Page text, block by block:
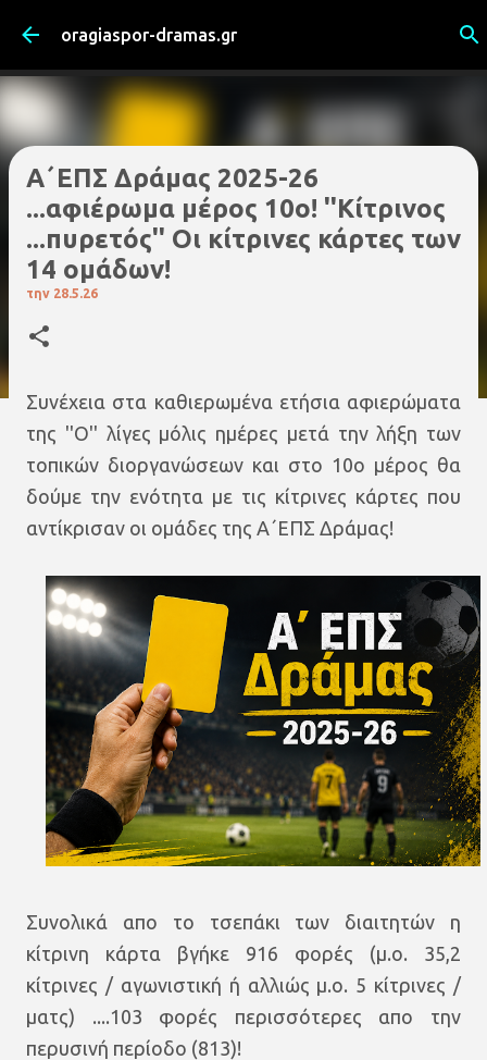
Μετάβαση στο κύριο περιεχόμενο
oragiaspor-dramas.gr
Α΄ΕΠΣ Δράμας 2025-26
...αφιέρωμα μέρος 10ο! ''Κίτρινος
...πυρετός'' Οι κίτρινες κάρτες των
14 ομάδων!
την 28.5.26
Συνέχεια στα καθιερωμένα ετήσια αφιερώματα
της ''Ο'' λίγες μόλις ημέρες μετά την λήξη των
τοπικών διοργανώσεων και στο 10ο μέρος θα
δούμε την ενότητα με τις κίτρινες κάρτες που
αντίκρισαν οι ομάδες της Α΄ΕΠΣ Δράμας!
Συνολικά απο το τσεπάκι των διαιτητών η
κίτρινη κάρτα βγήκε 916 φορές (μ.ο. 35,2
κίτρινες / αγωνιστική ή αλλιώς μ.ο. 5 κίτρινες /
ματς) ....103 φορές περισσότερες απο την
περυσινή περίοδο (813)!